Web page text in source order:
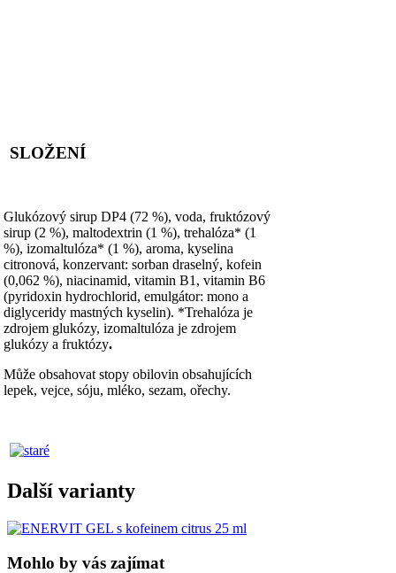
SLOŽENÍ
Glukózový sirup DP4 (72 %), voda, fruktózový
sirup (2 %), maltodextrin (1 %), trehalóza* (1
%), izomaltulóza* (1 %), aroma, kyselina
citronová, konzervant: sorban draselný, kofein
(0,062 %), niacinamid, vitamin B1, vitamin B6
(pyridoxin hydrochlorid, emulgátor: mono a
diglyceridy mastných kyselin). *Trehalóza je
zdrojem glukózy, izomaltulóza je zdrojem
glukózy a fruktózy.
Může obsahovat stopy obilovin obsahujících
lepek, vejce, sóju, mléko, sezam, ořechy.
Další varianty
Mohlo by vás zajímat